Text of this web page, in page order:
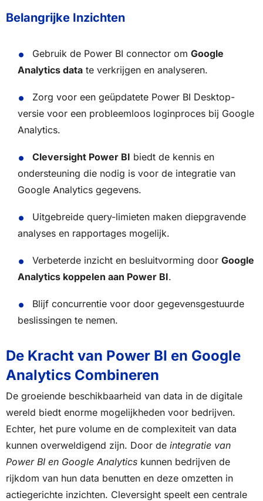
Belangrijke Inzichten
Gebruik de Power BI connector om Google
Analytics data te verkrijgen en analyseren.
Zorg voor een geüpdatete Power BI Desktop-
versie voor een probleemloos loginproces bij Google
Analytics.
Cleversight Power BI biedt de kennis en
ondersteuning die nodig is voor de integratie van
Google Analytics gegevens.
Uitgebreide query-limieten maken diepgravende
analyses en rapportages mogelijk.
Verbeterde inzicht en besluitvorming door Google
Analytics koppelen aan Power BI.
Blijf concurrentie voor door gegevensgestuurde
beslissingen te nemen.
De Kracht van Power BI en Google
Analytics Combineren
De groeiende beschikbaarheid van data in de digitale
wereld biedt enorme mogelijkheden voor bedrijven.
Echter, het pure volume en de complexiteit van data
kunnen overweldigend zijn. Door de integratie van
Power BI en Google Analytics kunnen bedrijven de
rijkdom van hun data benutten en deze omzetten in
actiegerichte inzichten. Cleversight speelt een centrale